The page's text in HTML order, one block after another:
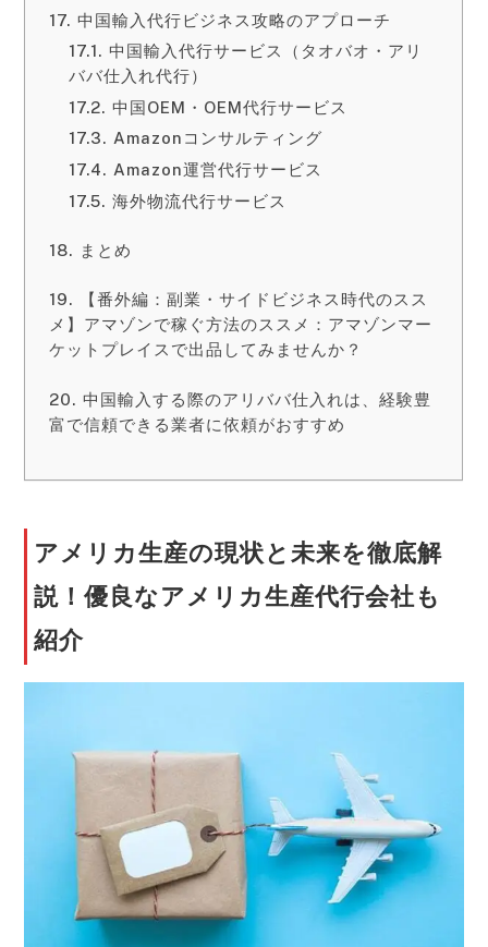
中国輸入代行ビジネス攻略のアプローチ
中国輸入代行サービス（タオバオ・アリ
ババ仕入れ代行）
中国OEM・OEM代行サービス
Amazonコンサルティング
Amazon運営代行サービス
海外物流代行サービス
まとめ
【番外編：副業・サイドビジネス時代のスス
メ】アマゾンで稼ぐ方法のススメ：アマゾンマー
ケットプレイスで出品してみませんか？
中国輸入する際のアリババ仕入れは、経験豊
富で信頼できる業者に依頼がおすすめ
アメリカ生産の現状と未来を徹底解
説！優良なアメリカ生産代行会社も
紹介